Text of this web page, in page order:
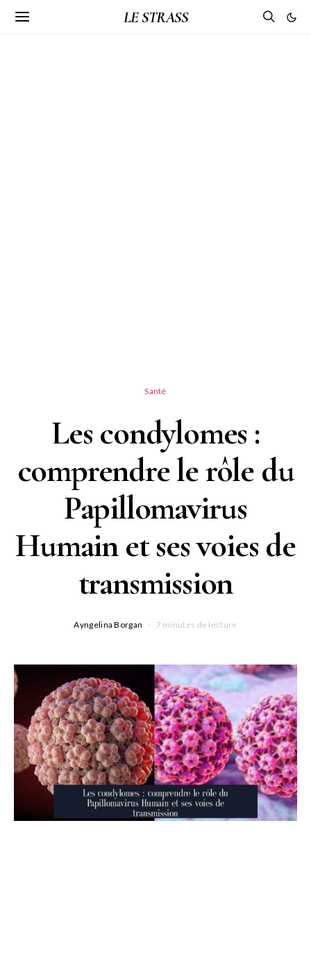
LE STRASS
Santé
Les condylomes :
comprendre le rôle du
Papillomavirus
Humain et ses voies de
transmission
Ayngelina Borgan 7 minutes de lecture